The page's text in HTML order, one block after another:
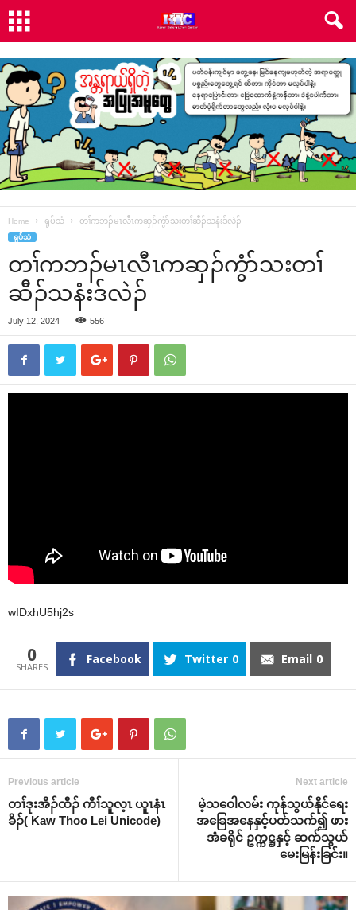
Home ရုပ်သံ တၢ်ကဘၣ်မၤလီၤကဆှၣ်ကွံာ်သးတၢ်ဆီၣ်သနံးဒ်လဲၣ်
ရုပ်သံ
တၢ်ကဘၣ်မၤလီၤကဆှၣ်ကွံာ်သးတၢ်
ဆီၣ်သနံးဒ်လဲၣ်
July 12, 2024 556
wIDxhU5hj2s
0 Facebook Twitter 0 Email 0
Previous article
တၢ်ဒုးအိၣ်ထီၣ် ကီၢ်သူလ့ၤ ယူၤနံၤ
ခိၣ်( Kaw Thoo Lei Unicode)
Next article
မဲ့သဝေါလမ်း ကုန်သွယ်နိုင်ရေး
အခြေအနေနှင့်ပတ်သက်၍ ဖား
အံခရိုင် ဥက္ကဋ္ဌနှင့် ဆက်သွယ်
မေးမြန်းခြင်း။